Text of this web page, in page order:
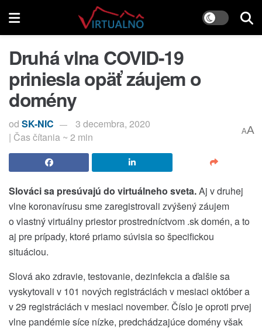
Druhá vlna COVID-19
priniesla opäť záujem o
domény
od SK-NIC
3 decembra, 2020
| Čas čítania ~ 2 min
AA
Slováci sa presúvajú do virtuálneho sveta.Aj v druhej
vlne koronavírusu sme zaregistrovali zvýšený záujem
o vlastný virtuálny priestor prostredníctvom .sk domén, a to
aj pre prípady, ktoré priamo súvisia so špecifickou
situáciou.
Slová ako zdravie, testovanie, dezinfekcia a ďalšie sa
vyskytovali v 101 nových registráciách v mesiaci október a
v 29 registráciách v mesiaci november. Číslo je oproti prvej
vlne pandémie síce nízke, predchádzajúce domény však